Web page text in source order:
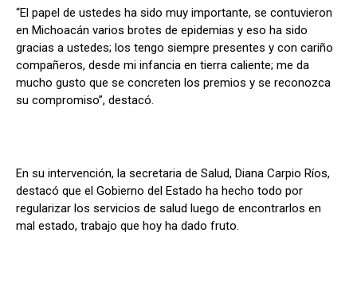
“El papel de ustedes ha sido muy importante, se contuvieron
en Michoacán varios brotes de epidemias y eso ha sido
gracias a ustedes; los tengo siempre presentes y con cariño
compañeros, desde mi infancia en tierra caliente; me da
mucho gusto que se concreten los premios y se reconozca
su compromiso”, destacó.
En su intervención, la secretaria de Salud, Diana Carpio Ríos,
destacó que el Gobierno del Estado ha hecho todo por
regularizar los servicios de salud luego de encontrarlos en
mal estado, trabajo que hoy ha dado fruto.